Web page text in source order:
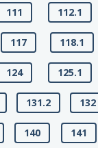
111 112.1
117 118.1
124 125.1
131.2 132
140 141